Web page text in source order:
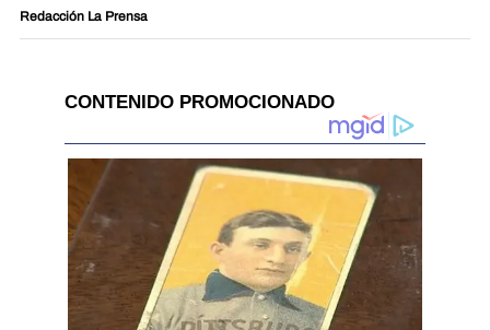
Redacción La Prensa